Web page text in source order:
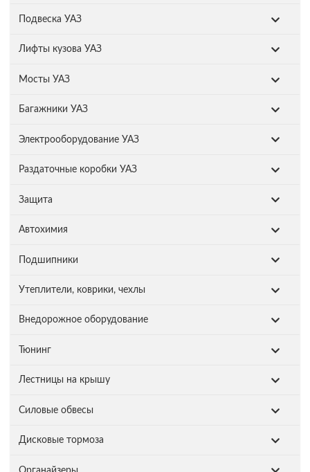
Подвеска УАЗ
Лифты кузова УАЗ
Мосты УАЗ
Багажники УАЗ
Электрооборудование УАЗ
Раздаточные коробки УАЗ
Защита
Автохимия
Подшипники
Утеплители, коврики, чехлы
Внедорожное оборудование
Тюнинг
Лестницы на крышу
Силовые обвесы
Дисковые тормоза